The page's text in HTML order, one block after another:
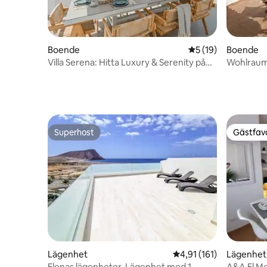
Boende 5 av 5 i
5 (19)
Villa Serena: Hitta Luxury & Serenity på
Boende
Superhost
Superhost
Lägenhet 4,91 av 5 i
4,91 (161)
Lägenhet